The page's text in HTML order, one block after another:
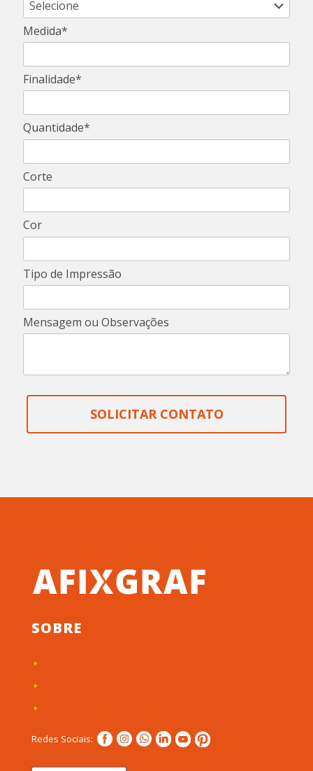
Medida*
Finalidade*
Quantidade*
Corte
Cor
Tipo de Impressão
Mensagem ou Observações
SOLICITAR CONTATO
SOBRE
Redes Sociais: